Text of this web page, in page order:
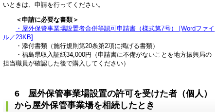
いときは、申請を行ってください。
＜申請に必要な書類＞
・屋外保管事業場設置者合併等認可申請書（様式第7号） [Wordファイ
ル／23KB]
・添付書類（施行規則第20条第2項に掲げる書類）
・福島県収入証紙34,000円（申請書に不備がないことを地方振興局の
担当職員が確認した後で購入してください）
6 屋外保管事業場設置の許可を受けた者（個人）
から屋外保管事業場を相続したとき